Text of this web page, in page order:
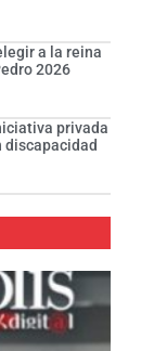
a la reina
2026
privada
discapacidad